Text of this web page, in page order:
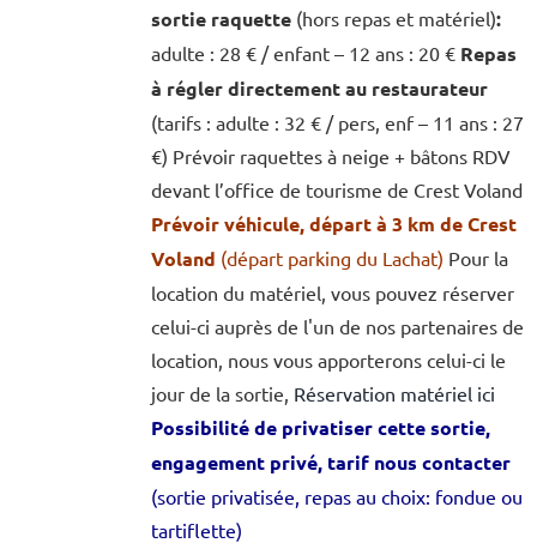
sortie raquette (hors repas et matériel):
adulte : 28 € / enfant – 12 ans : 20 € Repas
à régler directement au restaurateur
(tarifs : adulte : 32 € / pers, enf – 11 ans : 27
€) Prévoir raquettes à neige + bâtons RDV
devant l’office de tourisme de Crest Voland
Prévoir véhicule, départ à 3 km de Crest
Voland (départ parking du Lachat) Pour la
location du matériel, vous pouvez réserver
celui-ci auprès de l'un de nos partenaires de
location, nous vous apporterons celui-ci le
jour de la sortie, Réservation matériel ici
Possibilité de privatiser cette sortie,
engagement privé, tarif nous contacter
(sortie privatisée, repas au choix: fondue ou
tartiflette)